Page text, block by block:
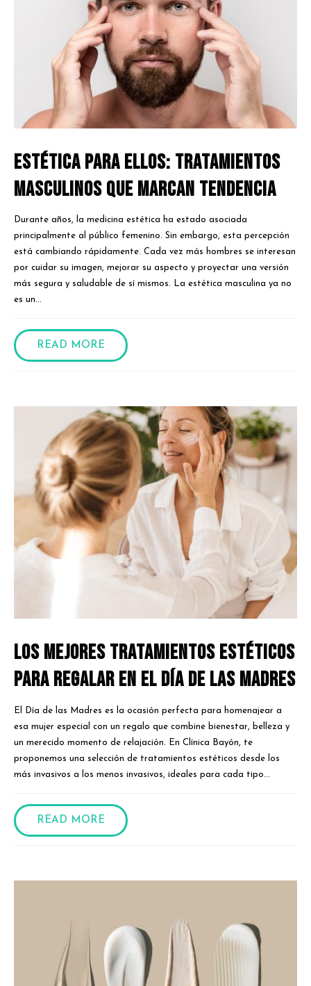
Estética para ellos: tratamientos
masculinos que marcan tendencia
Durante años, la medicina estética ha estado asociada
principalmente al público femenino. Sin embargo, esta percepción
está cambiando rápidamente. Cada vez más hombres se interesan
por cuidar su imagen, mejorar su aspecto y proyectar una versión
más segura y saludable de sí mismos. La estética masculina ya no
es un...
READ MORE
Los mejores tratamientos estéticos
para regalar en el Día de las Madres
El Día de las Madres es la ocasión perfecta para homenajear a
esa mujer especial con un regalo que combine bienestar, belleza y
un merecido momento de relajación. En Clínica Bayón, te
proponemos una selección de tratamientos estéticos desde los
más invasivos a los menos invasivos, ideales para cada tipo...
READ MORE